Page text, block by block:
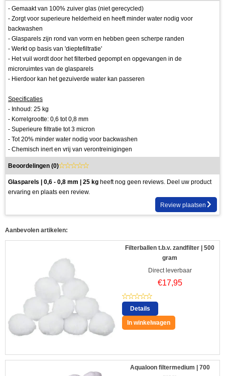
- Gemaakt van 100% zuiver glas (niet gerecycled)
- Zorgt voor superieure helderheid en heeft minder water nodig voor
backwashen
- Glasparels zijn rond van vorm en hebben geen scherpe randen
- Werkt op basis van 'dieptefiltratie'
- Het vuil wordt door het filterbed gepompt en opgevangen in de
microruimtes van de glasparels
- Hierdoor kan het gezuiverde water kan passeren
Specificaties
- Inhoud: 25 kg
- Korrelgrootte: 0,6 tot 0,8 mm
- Superieure filtratie tot 3 micron
- Tot 20% minder water nodig voor backwashen
- Chemisch inert en vrij van verontreinigingen
Beoordelingen (0)
Glasparels | 0,6 - 0,8 mm | 25 kg heeft nog geen reviews. Deel uw product
ervaring en plaats een review.
Review plaatsen
Aanbevolen artikelen:
Filterballen t.b.v. zandfilter | 500
gram
Direct leverbaar
€17,95
Details
In winkelwagen
Aqualoon filtermedium | 700